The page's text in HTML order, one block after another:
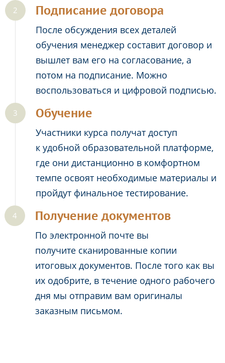
Подписание договора
После обсуждения всех деталей
обучения менеджер составит договор и
вышлет вам его на согласование, а
потом на подписание. Можно
воспользоваться и цифровой подписью.
Обучение
Участники курса получат доступ
к удобной образовательной платформе,
где они дистанционно в комфортном
темпе освоят необходимые материалы и
пройдут финальное тестирование.
Получение документов
По электронной почте вы
получите сканированные копии
итоговых документов. После того как вы
их одобрите, в течение одного рабочего
дня мы отправим вам оригиналы
заказным письмом.